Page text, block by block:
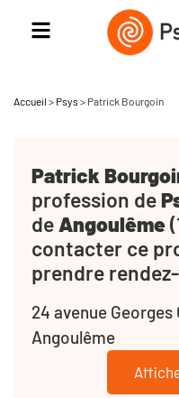
Accueil > Psys > Patrick Bourgoin
Patrick
profession de
deAngoulême
contacter ce
prendre
24 avenue
Angoulême